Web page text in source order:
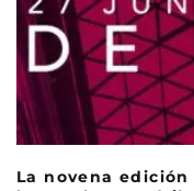
La novena